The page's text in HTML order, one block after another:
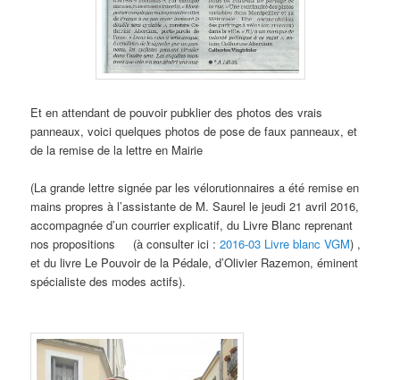
Et en attendant de pouvoir pubklier des photos des vrais
panneaux, voici quelques photos de pose de faux panneaux, et
de la remise de la lettre en Mairie
(La grande lettre signée par les vélorutionnaires a été remise en
mains propres à l’assistante de M. Saurel le jeudi 21 avril 2016,
accompagnée d’un courrier explicatif, du Livre Blanc reprenant
nos propositions (à consulter ici :2016-03 Livre blanc VGM) ,
et du livre Le Pouvoir de la Pédale, d’Olivier Razemon, éminent
spécialiste des modes actifs).